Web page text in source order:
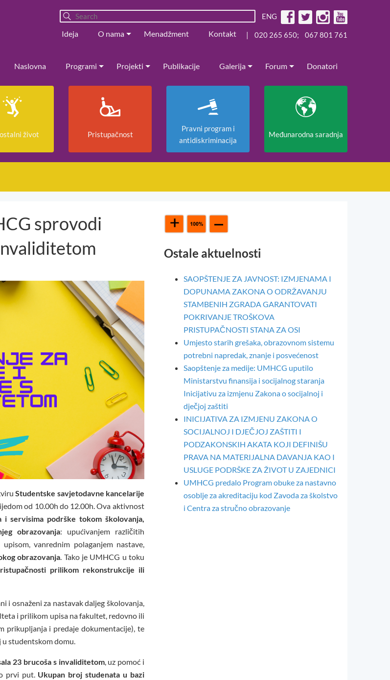
ENG
Ideja O nama Menadžment Kontakt | 020 265 650; 067 801 761
Naslovna Programi Projekti Publikacije Galerija Forum Donatori
život Pristupačnost
Pravni program i
antidiskriminacija
Međunarodna saradnja
sprovodi
Studentske savjetodavne kancelarije
od 10.00h do 12.00h. Ova aktivnost
servisima podrške tokom školovanja,
obrazovanja: upućivanjem različitih
vanrednim polaganjem nastave,
obrazovanja. Tako je UMHCG u toku
prilikom rekonstrukcije ili
i osnaženi za nastavak daljeg školovanja,
i prilikom upisa na fakultet, redovno ili
prikupljanja i predaje dokumentacije), te
studentskom domu.
23 brucoša s invaliditetom, uz pomoć i
prvi put. Ukupan broj studenata u bazi
Ostale aktuelnosti
SAOPŠTENJE ZA JAVNOST: IZMJENAMA I
DOPUNAMA ZAKONA O ODRŽAVANJU
STAMBENIH ZGRADA GARANTOVATI
POKRIVANJE TROŠKOVA
PRISTUPAČNOSTI STANA ZA OSI
Umjesto starih grešaka, obrazovnom sistemu
potrebni napredak, znanje i posvećenost
Saopštenje za medije: UMHCG uputilo
Ministarstvu finansija i socijalnog staranja
Inicijativu za izmjenu Zakona o socijalnoj i
dječjoj zaštiti
INICIJATIVA ZA IZMJENU ZAKONA O
SOCIJALNOJ I DJEČJOJ ZAŠTITI I
PODZAKONSKIH AKATA KOJI DEFINIŠU
PRAVA NA MATERIJALNA DAVANJA KAO I
USLUGE PODRŠKE ZA ŽIVOT U ZAJEDNICI
UMHCG predalo Program obuke za nastavno
osoblje za akreditaciju kod Zavoda za školstvo
i Centra za stručno obrazovanje